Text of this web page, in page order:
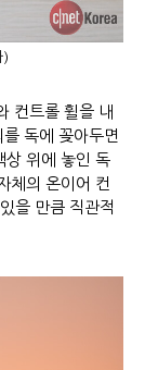
)
컨트롤 휠을 내
독에 꽂아두면
상 위에 놓인 독
체의 온이어 컨
을 만큼 직관적